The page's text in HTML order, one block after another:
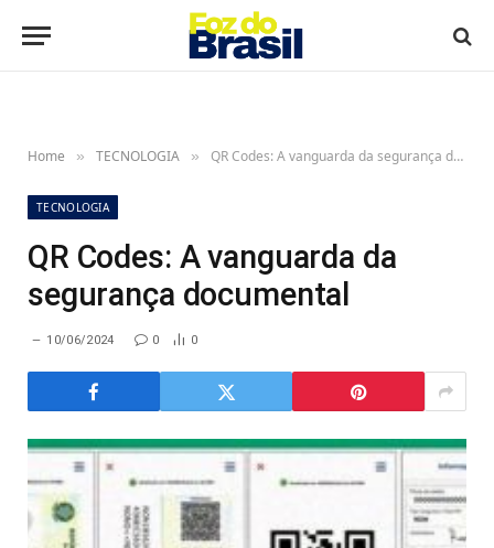
Home » TECNOLOGIA » QR Codes: A vanguarda da segurança documental
TECNOLOGIA
QR Codes: A vanguarda da
segurança documental
10/06/2024 0 0